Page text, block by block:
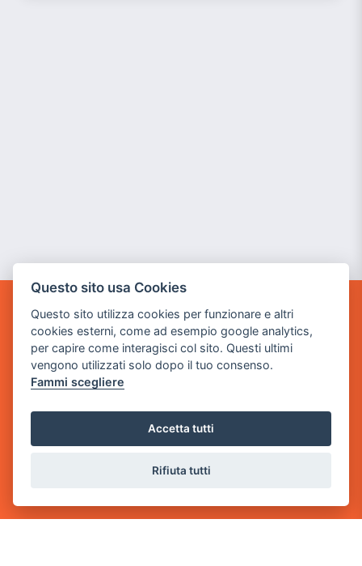
GAME WARP
BY POWER GAME SRL
Sede Legale
via Villaggio dei Platani, 3
via Industriale, 2 - 25082 Botticino, BS
Questo sito usa Cookies
Questo sito utilizza cookies per funzionare e altri
cookies esterni, come ad esempio google analytics,
per capire come interagisci col sito. Questi ultimi
vengono utilizzati solo dopo il tuo consenso.
Fammi scegliere
Accetta tutti
Rifiuta tutti